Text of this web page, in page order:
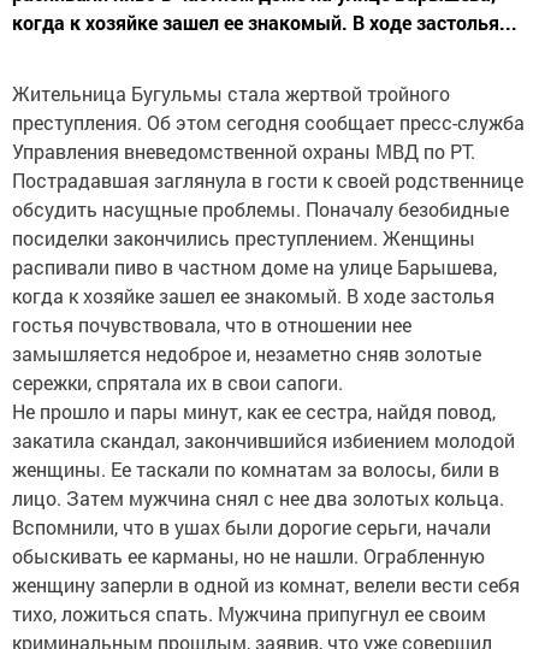
когда к хозяйке зашел ее знакомый. В ходе застолья...
Жительница Бугульмы стала жертвой тройного
преступления. Об этом сегодня сообщает пресс-служба
Управления вневедомственной охраны МВД по РТ.
Пострадавшая заглянула в гости к своей родственнице
обсудить насущные проблемы. Поначалу безобидные
посиделки закончились преступлением. Женщины
распивали пиво в частном доме на улице Барышева,
когда к хозяйке зашел ее знакомый. В ходе застолья
гостья почувствовала, что в отношении нее
замышляется недоброе и, незаметно сняв золотые
сережки, спрятала их в свои сапоги.
Не прошло и пары минут, как ее сестра, найдя повод,
закатила скандал, закончившийся избиением молодой
женщины. Ее таскали по комнатам за волосы, били в
лицо. Затем мужчина снял с нее два золотых кольца.
Вспомнили, что в ушах были дорогие серьги, начали
обыскивать ее карманы, но не нашли. Ограбленную
женщину заперли в одной из комнат, велели вести себя
тихо, ложиться спать. Мужчина припугнул ее своим
криминальным прошлым, заявив, что уже совершил